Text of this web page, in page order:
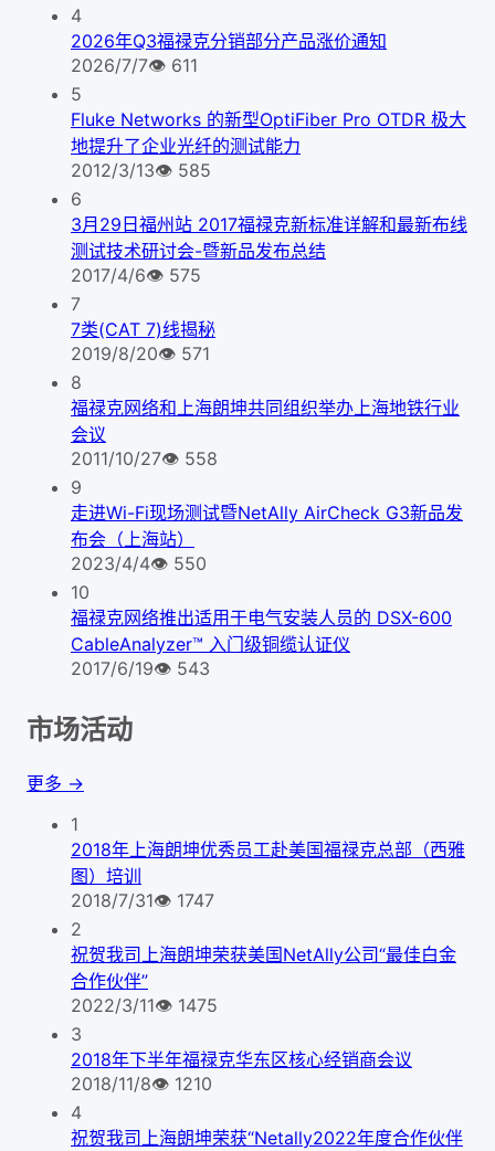
4
2026年Q3福禄克分销部分产品涨价通知
2026/7/7👁 611
5
Fluke Networks 的新型OptiFiber Pro OTDR 极大
地提升了企业光纤的测试能力
2012/3/13👁 585
6
3月29日福州站 2017福禄克新标准详解和最新布线
测试技术研讨会-暨新品发布总结
2017/4/6👁 575
7
7类(CAT 7)线揭秘
2019/8/20👁 571
8
福禄克网络和上海朗坤共同组织举办上海地铁行业
会议
2011/10/27👁 558
9
走进Wi-Fi现场测试暨NetAlly AirCheck G3新品发
布会（上海站）
2023/4/4👁 550
10
福禄克网络推出适用于电气安装人员的 DSX-600
CableAnalyzer™ 入门级铜缆认证仪
2017/6/19👁 543
市场活动
更多 →
1
2018年上海朗坤优秀员工赴美国福禄克总部（西雅
图）培训
2018/7/31👁 1747
2
祝贺我司上海朗坤荣获美国NetAlly公司“最佳白金
合作伙伴”
2022/3/11👁 1475
3
2018年下半年福禄克华东区核心经销商会议
2018/11/8👁 1210
4
祝贺我司上海朗坤荣获“Netally2022年度合作伙伴